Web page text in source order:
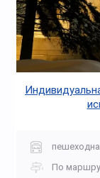
По